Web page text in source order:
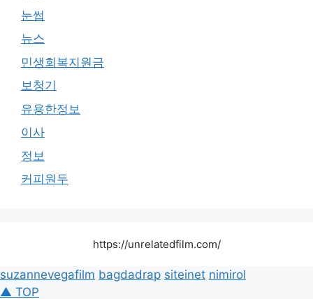
눈썹
뉴스
민생회복지원금
보청기
유용한정보
이사
정보
커피원두
https://unrelatedfilm.com/
suzannevegafilm bagdadrap siteinet nimirol
▲ TOP